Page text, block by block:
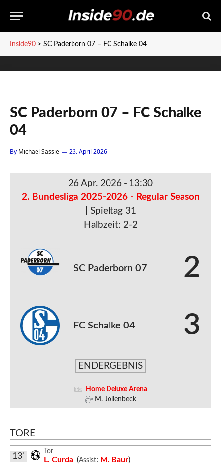
Inside90 > SC Paderborn 07 – FC Schalke 04
SC Paderborn 07 – FC Schalke
04
By Michael Sassie 23. April 2026
26 Apr. 2026 - 13:30
2. Bundesliga 2025-2026 - Regular Season
| Spieltag 31
Halbzeit: 2-2
SC Paderborn 07 2
FC Schalke 04 3
ENDERGEBNIS
Home Deluxe Arena
M. Jollenbeck
TORE
Tor
L. Curda (Assist: M. Baur)
13'